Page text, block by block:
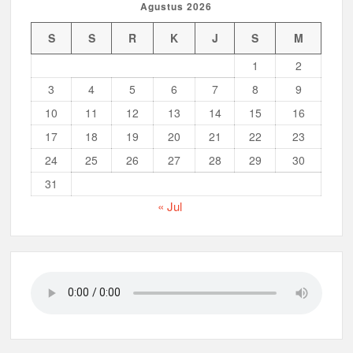
Musran X Kwarran Jabon Jadi Titik Awal Kebangkitan
Pramuka yang Lebih Inovatif dan Progresif
Peringanti Momentum Hardiknas, Kwarran Sedati Gelar Rapat
Agustus 2026
S S R K J S
M
1
2
3
4 5 6 7 8
9
10
11 12 13 14 15
16
17
18 19 20 21 22
23
24
25 26 27 28 29
30
31
« Jul